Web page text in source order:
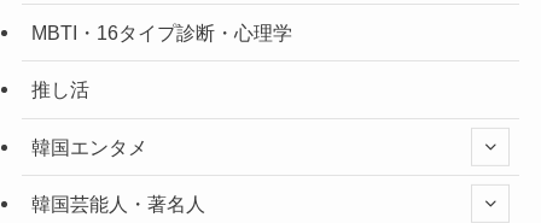
MBTI・16タイプ診断・心理学
推し活
韓国エンタメ
韓国芸能人・著名人